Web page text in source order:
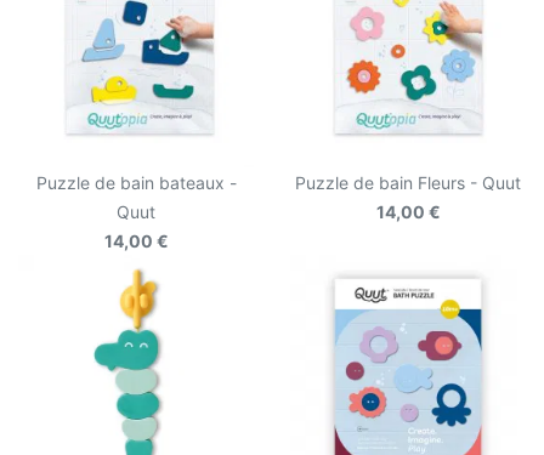
Puzzle de bain bateaux -
Quut
14,00 €
Puzzle de bain Fleurs - Quut
14,00 €